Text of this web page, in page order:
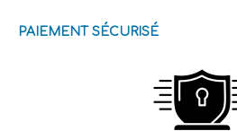
PAIEMENT SÉCURISÉ